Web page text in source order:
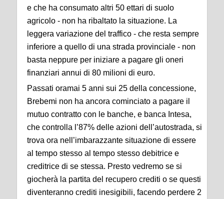
e che ha consumato altri 50 ettari di suolo
agricolo - non ha ribaltato la situazione. La
leggera variazione del traffico - che resta sempre
inferiore a quello di una strada provinciale - non
basta neppure per iniziare a pagare gli oneri
finanziari annui di 80 milioni di euro.
Passati oramai 5 anni sui 25 della concessione,
Brebemi non ha ancora cominciato a pagare il
mutuo contratto con le banche, e banca Intesa,
che controlla l’87% delle azioni dell’autostrada, si
trova ora nell’imbarazzante situazione di essere
al tempo stesso al tempo stesso debitrice e
creditrice di se stessa. Presto vedremo se si
giocherà la partita del recupero crediti o se questi
diventeranno crediti inesigibili, facendo perdere 2